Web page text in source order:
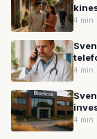
4 min
4 min
4 min